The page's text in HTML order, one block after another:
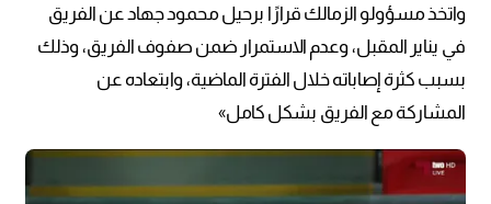
واتخذ مسؤولو الزمالك قرارًا برحيل محمود جهاد عن الفريق
في يناير المقبل، وعدم الاستمرار ضمن صفوف الفريق، وذلك
بسبب كثرة إصاباته خلال الفترة الماضية، وابتعاده عن
المشاركة مع الفريق بشكل كامل»